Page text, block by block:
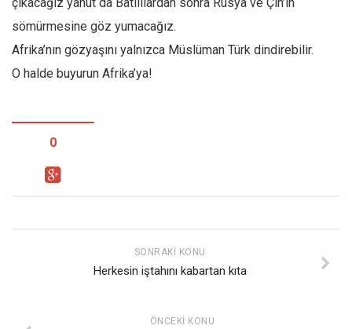
sömürmesine göz yumacağız.
Afrika’nın gözyaşını yalnızca Müslüman Türk dindirebilir.
O halde buyurun Afrika’ya!
0
SONRAKI KONU
Herkesin iştahını kabartan kıta
ÖNCEKI KONU